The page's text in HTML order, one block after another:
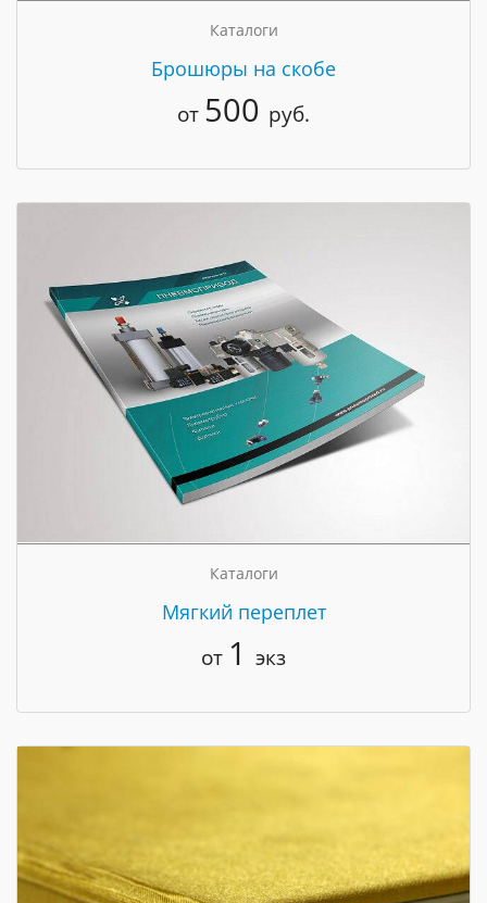
Каталоги
Брошюры на скобе
от 500 руб.
Каталоги
Мягкий переплет
от 1 экз